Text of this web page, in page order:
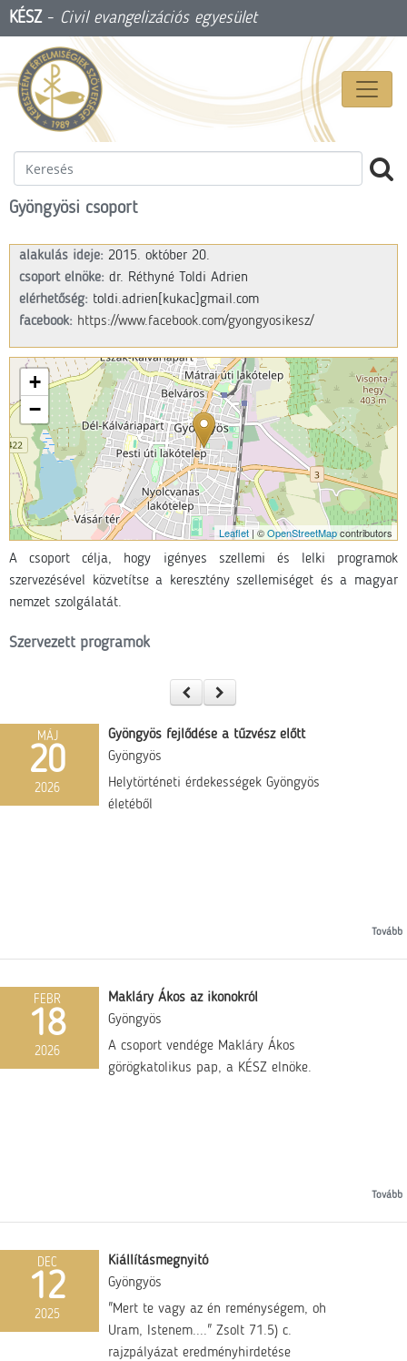
KÉSZ- Civil evangelizációs egyesület
Gyöngyösi csoport
A csoport célja, hogy igényes szellemi és lelki programok
szervezésével közvetítse a keresztény szellemiséget és a magyar
nemzet szolgálatát.
alakulás ideje: 2015. október 20.
csoport elnöke: dr. Réthyné Toldi Adrien
elérhetőség: toldi.adrien [kukac] gmail.com
facebook: https://www.facebook.com/gyongyosikesz/
+
−
Leaflet | ©OpenStreetMapcontributors
Szervezett programok
MÁJ
20
2026
Gyöngyös fejlődése a tűzvész előtt
Gyöngyös
Helytörténeti érdekességek Gyöngyös
életéből
Tovább
FEBR
18
2026
Makláry Ákos az ikonokról
Gyöngyös
A csoport vendége Makláry Ákos
görögkatolikus pap, a KÉSZ elnöke.
Tovább
DEC
12
2025
Kiállításmegnyitó
Gyöngyös
"Mert te vagy az én reménységem, oh
Uram, Istenem...." Zsolt 71.5) c.
rajzpályázat eredményhirdetése